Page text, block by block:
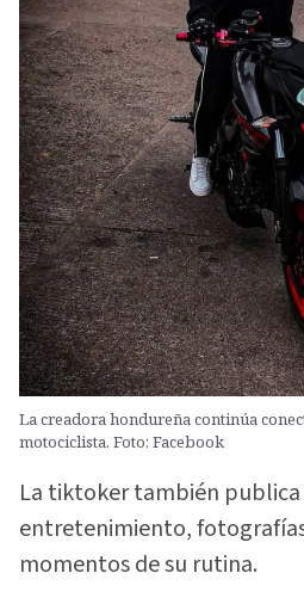
La creadora hondureña continúa
motociclista. Foto: Facebook
La tiktoker también publica
entretenimiento,
momentos de su rutina.